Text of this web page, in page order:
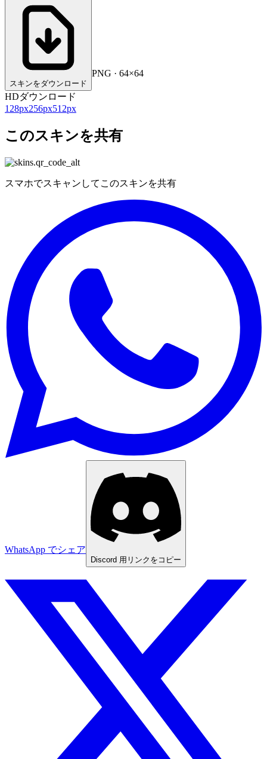
スキンをダウンロード
PNG · 64×64
HDダウンロード
128px256px512px
このスキンを共有
スマホでスキャンしてこのスキンを共有
WhatsApp でシェア
Discord 用リンクをコピー